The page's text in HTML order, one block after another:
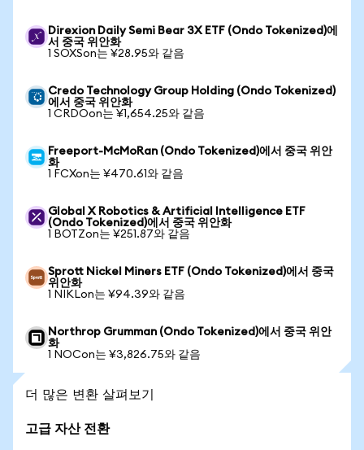
Direxion Daily Semi Bear 3X ETF (Ondo Tokenized)에
서 중국 위안화
1 SOXSon는 ¥28.95와 같음
Credo Technology Group Holding (Ondo Tokenized)
에서 중국 위안화
1 CRDOon는 ¥1,654.25와 같음
Freeport-McMoRan (Ondo Tokenized)에서 중국 위안
화
1 FCXon는 ¥470.61와 같음
Global X Robotics & Artificial Intelligence ETF
(Ondo Tokenized)에서 중국 위안화
1 BOTZon는 ¥251.87와 같음
Sprott Nickel Miners ETF (Ondo Tokenized)에서 중국
위안화
1 NIKLon는 ¥94.39와 같음
Northrop Grumman (Ondo Tokenized)에서 중국 위안
화
1 NOCon는 ¥3,826.75와 같음
더 많은 변환 살펴보기
고급 자산 전환